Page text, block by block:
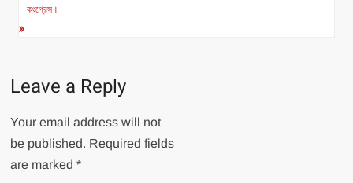
কংগ্রেস।
Leave a Reply
Your email address will not
be published. Required fields
are marked*